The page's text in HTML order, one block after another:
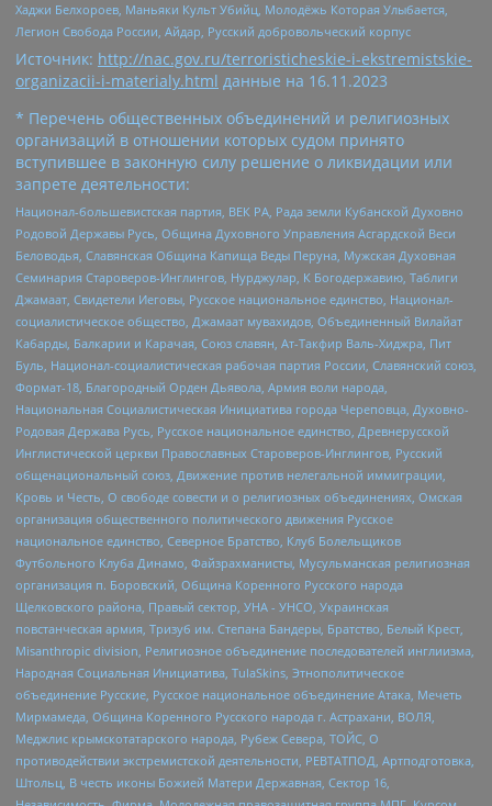
Хаджи Белхороев, Маньяки Культ Убийц, Молодёжь Которая Улыбается,
Легион Свобода России, Айдар, Русский добровольческий корпус
Источник: http://nac.gov.ru/terroristicheskie-i-ekstremistskie-
organizacii-i-materialy.html данные на 16.11.2023
* Перечень общественных объединений и религиозных
организаций в отношении которых судом принято
вступившее в законную силу решение о ликвидации или
запрете деятельности:
Национал-большевистская партия, ВЕК РА, Рада земли Кубанской Духовно
Родовой Державы Русь, Община Духовного Управления Асгардской Веси
Беловодья, Славянская Община Капища Веды Перуна, Мужская Духовная
Семинария Староверов-Инглингов, Нурджулар, К Богодержавию, Таблиги
Джамаат, Свидетели Иеговы, Русское национальное единство, Национал-
социалистическое общество, Джамаат мувахидов, Объединенный Вилайат
Кабарды, Балкарии и Карачая, Союз славян, Ат-Такфир Валь-Хиджра, Пит
Буль, Национал-социалистическая рабочая партия России, Славянский союз,
Формат-18, Благородный Орден Дьявола, Армия воли народа,
Национальная Социалистическая Инициатива города Череповца, Духовно-
Родовая Держава Русь, Русское национальное единство, Древнерусской
Инглистической церкви Православных Староверов-Инглингов, Русский
общенациональный союз, Движение против нелегальной иммиграции,
Кровь и Честь, О свободе совести и о религиозных объединениях, Омская
организация общественного политического движения Русское
национальное единство, Северное Братство, Клуб Болельщиков
Футбольного Клуба Динамо, Файзрахманисты, Мусульманская религиозная
организация п. Боровский, Община Коренного Русского народа
Щелковского района, Правый сектор, УНА - УНСО, Украинская
повстанческая армия, Тризуб им. Степана Бандеры, Братство, Белый Крест,
Misanthropic division, Религиозное объединение последователей инглиизма,
Народная Социальная Инициатива, TulaSkins, Этнополитическое
объединение Русские, Русское национальное объединение Атака, Мечеть
Мирмамеда, Община Коренного Русского народа г. Астрахани, ВОЛЯ,
Меджлис крымскотатарского народа, Рубеж Севера, ТОЙС, О
противодействии экстремистской деятельности, РЕВТАТПОД, Артподготовка,
Штольц, В честь иконы Божией Матери Державная, Сектор 16,